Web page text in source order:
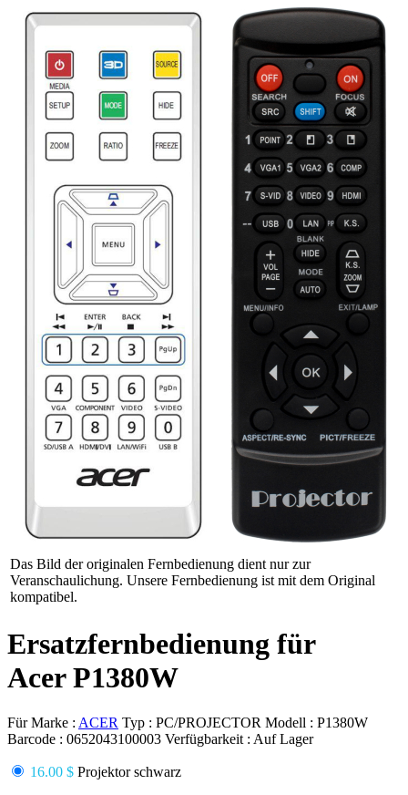
Das Bild der originalen Fernbedienung dient nur zur
Veranschaulichung. Unsere Fernbedienung ist mit dem Original
kompatibel.
Ersatzfernbedienung für
Acer P1380W
Für Marke : ACER Typ : PC/PROJECTOR Modell : P1380W
Barcode : 0652043100003 Verfügbarkeit : Auf Lager
16.00 $ Projektor schwarz